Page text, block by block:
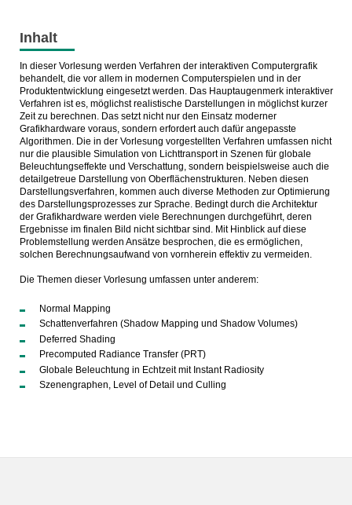
Inhalt
In dieser Vorlesung werden Verfahren der interaktiven Computergrafik
behandelt, die vor allem in modernen Computerspielen und in der
Produktentwicklung eingesetzt werden. Das Hauptaugenmerk interaktiver
Verfahren ist es, möglichst realistische Darstellungen in möglichst kurzer
Zeit zu berechnen. Das setzt nicht nur den Einsatz moderner
Grafikhardware voraus, sondern erfordert auch dafür angepasste
Algorithmen. Die in der Vorlesung vorgestellten Verfahren umfassen nicht
nur die plausible Simulation von Lichttransport in Szenen für globale
Beleuchtungseffekte und Verschattung, sondern beispielsweise auch die
detailgetreue Darstellung von Oberflächenstrukturen. Neben diesen
Darstellungsverfahren, kommen auch diverse Methoden zur Optimierung
des Darstellungsprozesses zur Sprache. Bedingt durch die Architektur
der Grafikhardware werden viele Berechnungen durchgeführt, deren
Ergebnisse im finalen Bild nicht sichtbar sind. Mit Hinblick auf diese
Problemstellung werden Ansätze besprochen, die es ermöglichen,
solchen Berechnungsaufwand von vornherein effektiv zu vermeiden.
Die Themen dieser Vorlesung umfassen unter anderem:
Normal Mapping
Schattenverfahren (Shadow Mapping und Shadow Volumes)
Deferred Shading
Precomputed Radiance Transfer (PRT)
Globale Beleuchtung in Echtzeit mit Instant Radiosity
Szenengraphen, Level of Detail und Culling